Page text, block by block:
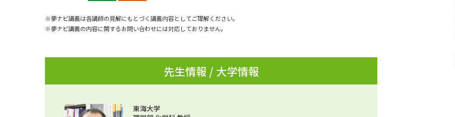
※夢ナビ講義は各講師の見解にもとづく講義内容としてご理解ください。
※夢ナビ講義の内容に関するお問い合わせには対応しておりません。
先生情報 / 大学情報
東海大学